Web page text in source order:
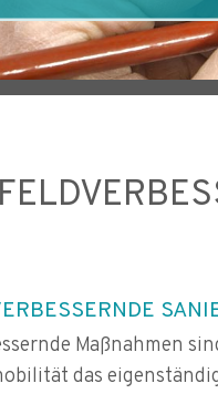
Maßnahmen
das